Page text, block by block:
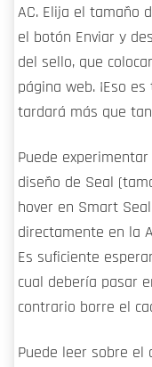
AC. Elija el tamaño
el botón Enviar y
del sello, que
página web. ¡Eso
tardará más que
Puede
diseño de Seal
hover en Smart
directamente en la
Es suficiente
cual debería pasar
contrario borre el
Puede leer sobre el